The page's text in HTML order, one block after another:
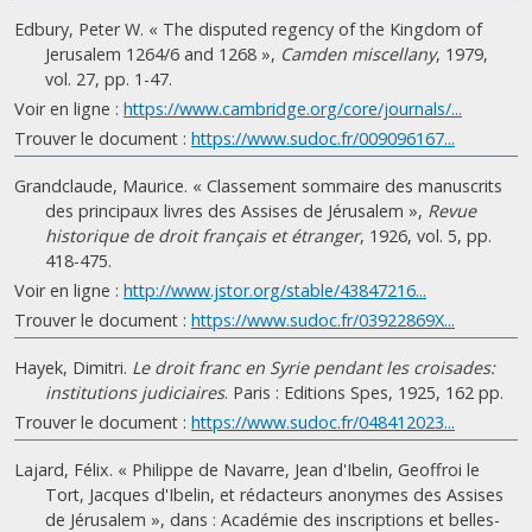
Edbury, Peter W. « The disputed regency of the Kingdom of
Jerusalem 1264/6 and 1268 », Camden miscellany, 1979,
vol. 27, pp. 1-47.
Voir en ligne : https://www.cambridge.org/core/journals/...
Trouver le document : https://www.sudoc.fr/009096167...
Grandclaude, Maurice. « Classement sommaire des manuscrits
des principaux livres des Assises de Jérusalem », Revue
historique de droit français et étranger, 1926, vol. 5, pp.
418-475.
Voir en ligne : http://www.jstor.org/stable/43847216...
Trouver le document : https://www.sudoc.fr/03922869X...
Hayek, Dimitri. Le droit franc en Syrie pendant les croisades:
institutions judiciaires. Paris : Editions Spes, 1925, 162 pp.
Trouver le document : https://www.sudoc.fr/048412023...
Lajard, Félix. « Philippe de Navarre, Jean d'Ibelin, Geoffroi le
Tort, Jacques d'Ibelin, et rédacteurs anonymes des Assises
de Jérusalem », dans : Académie des inscriptions et belles-